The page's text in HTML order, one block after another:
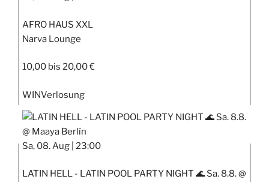
AFRO HAUS XXL
Narva Lounge
10,00 bis 20,00 €
WINVerlosung
Sa, 08. Aug | 23:00
LATIN HELL - LATIN POOL PARTY NIGHT 🌊 Sa. 8.8. @